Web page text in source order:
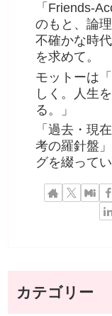
「Friends-
のもと、論
不確かな時
を求めて。
モットーは
しく。人生
る。」
「過去・現
考の羅針盤
グを綴ってい
カテゴリー